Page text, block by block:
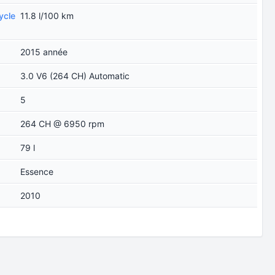
11.8 l/100 km
2015 année
3.0 V6 (264 CH) Automatic
5
264 CH @ 6950 rpm
79 l
Essence
2010